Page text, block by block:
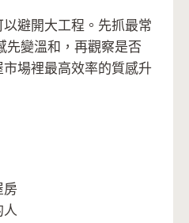
避開大工程。先抓最常
先變溫和，再觀察是否
場裡最高效率的質感升
房
人